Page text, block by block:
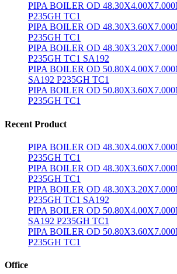
PIPA BOILER OD
P235GH TC1
PIPA BOILER OD
P235GH TC1
PIPA BOILER OD
P235GH TC1 SA192
PIPA BOILER OD
SA192 P235GH TC1
PIPA BOILER OD
P235GH TC1
Recent Product
PIPA BOILER OD
P235GH TC1
PIPA BOILER OD
P235GH TC1
PIPA BOILER OD
P235GH TC1 SA192
PIPA BOILER OD
SA192 P235GH TC1
PIPA BOILER OD
P235GH TC1
Office